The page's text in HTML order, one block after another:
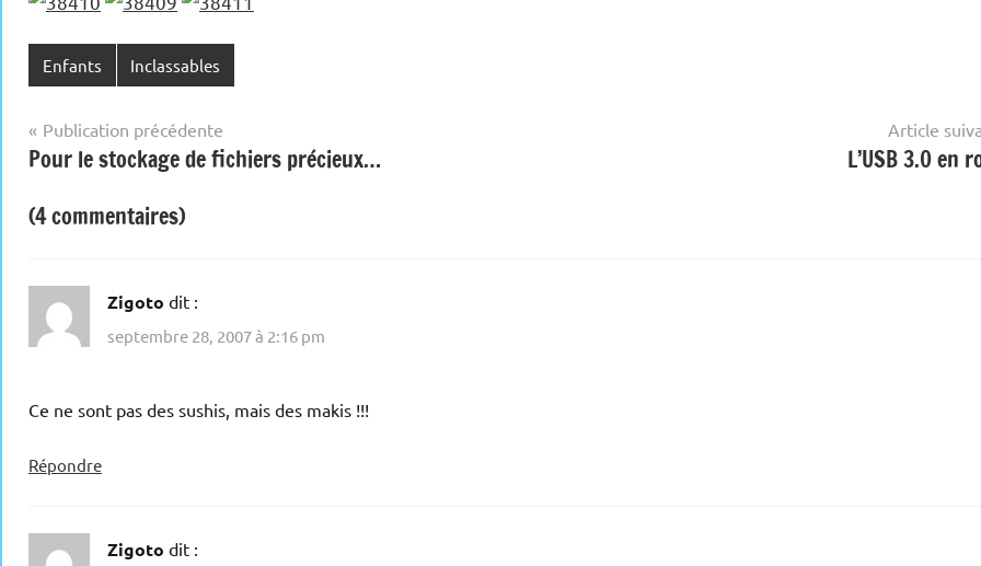
Enfants Inclassables
Navigation
de
l’article
Publication précédente
Pour le stockage de fichiers précieux…
Article
L’USB 3.0 en
(4 commentaires)
Zigoto dit :
septembre 28, 2007 à 2:16 pm
Ce ne sont pas des sushis, mais des makis !!!
Répondre
Zigoto dit :